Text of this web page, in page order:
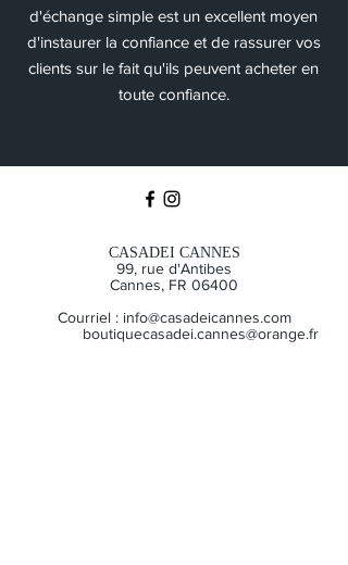
d'échange simple est un excellent moyen
d'instaurer la confiance et de rassurer vos
clients sur le fait qu'ils peuvent acheter en
toute confiance.
CASADEI CANNES
99, rue d'Antibes
Cannes, FR 06400
Courriel : info@casadeicannes.com
boutiquecasadei.cannes@orange.fr